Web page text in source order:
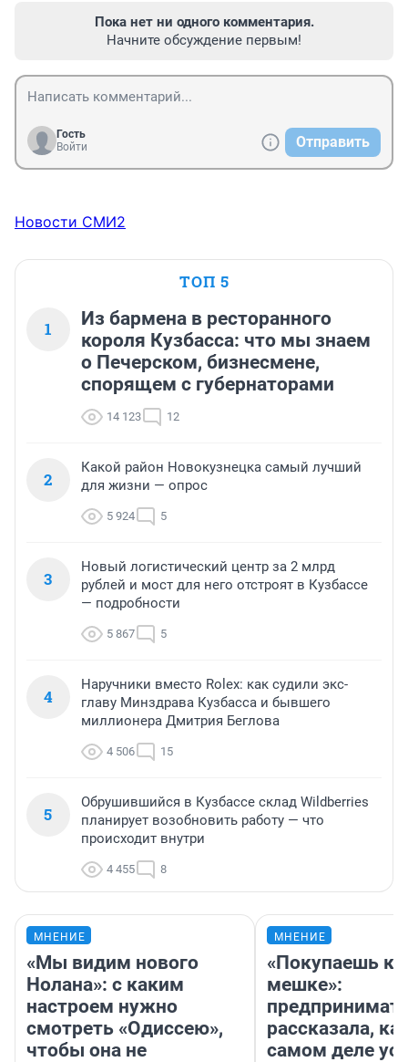
Пока нет ни одного комментария.
Начните обсуждение первым!
Гость
Войти
Отправить
Новости СМИ2
ТОП 5
1
Из бармена в ресторанного
короля Кузбасса: что мы знаем
о Печерском, бизнесмене,
спорящем с губернаторами
14 123 12
2
Какой район Новокузнецка самый лучший
для жизни — опрос
5 924 5
3
Новый логистический центр за 2 млрд
рублей и мост для него отстроят в Кузбассе
— подробности
5 867 5
4
Наручники вместо Rolex: как судили экс-
главу Минздрава Кузбасса и бывшего
миллионера Дмитрия Беглова
4 506 15
5
Обрушившийся в Кузбассе склад Wildberries
планирует возобновить работу — что
происходит внутри
4 455 8
МНЕНИЕ
«Мы видим нового
Нолана»: с каким
настроем нужно
смотреть «Одиссею»,
чтобы она не
МНЕНИЕ
«Покупаешь
мешке»:
рассказала,
самом деле